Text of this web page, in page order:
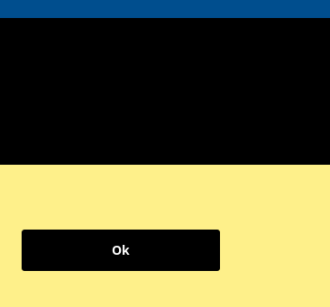
Instagram
Ok